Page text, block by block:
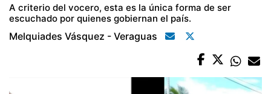
A criterio del vocero, esta es la única forma de ser
escuchado por quienes gobiernan el país.
Melquiades Vásquez - Veraguas